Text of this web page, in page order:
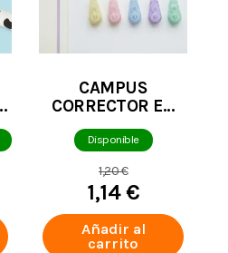
CAMPUS
CORRECTOR EN
COLORES PASTEL
Disponible
1,20 €
1,14 €
Añadir al
carrito